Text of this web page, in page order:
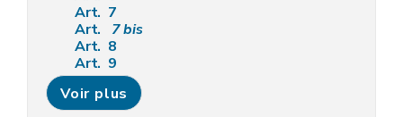
Art. 7
Art.
7bis
Art. 8
Art. 9
Art. 9bis
Art. 10
Voir plus